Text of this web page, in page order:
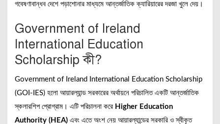
গবেষণাবান্ধব দেশে পড়াশোনার মাধ্যমে আন্তর্জাতিক ক্যারিয়ারের দরজা খুলে দেয়।
Government of Ireland
International Education
Scholarship কী?
Government of Ireland International Education Scholarship
(GOI-IES) হলো আয়ারল্যান্ড সরকারের অর্থায়নে পরিচালিত একটি আন্তর্জাতিক
স্কলারশিপ প্রোগ্রাম। এটি পরিচালনা করে Higher Education
Authority (HEA) এবং এতে অংশ নেয় আয়ারল্যান্ডের সরকারি ও স্বীকৃত